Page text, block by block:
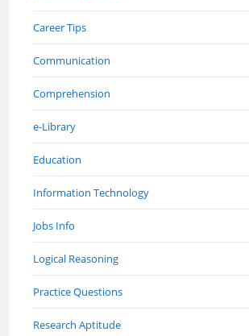
Career Tips
Communication
Comprehension
e-Library
Education
Information Technology
Jobs Info
Logical Reasoning
Practice Questions
Research Aptitude